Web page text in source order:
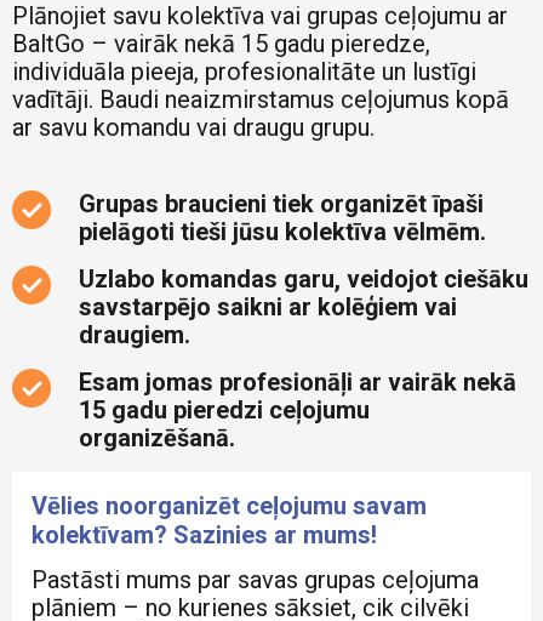
Plānojiet savu kolektīva vai grupas ceļojumu ar
BaltGo – vairāk nekā 15 gadu pieredze,
individuāla pieeja, profesionalitāte un lustīgi
vadītāji. Baudi neaizmirstamus ceļojumus kopā
ar savu komandu vai draugu grupu.
Grupas braucieni tiek organizēt īpaši
pielāgoti tieši jūsu kolektīva vēlmēm.
Uzlabo komandas garu, veidojot ciešāku
savstarpējo saikni ar kolēģiem vai
draugiem.
Esam jomas profesionāļi ar vairāk nekā
15 gadu pieredzi ceļojumu
organizēšanā.
Vēlies noorganizēt ceļojumu savam
kolektīvam? Sazinies ar mums!
Pastāsti mums par savas grupas ceļojuma
plāniem – no kurienes sāksiet, cik cilvēki